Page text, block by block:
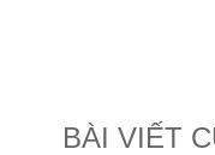
BÀI VIẾT